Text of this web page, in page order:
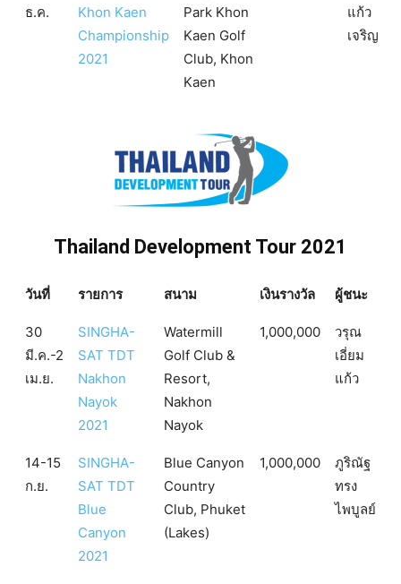
ธ.ค.
Khon Kaen
Championship
2021
Park Khon
Kaen Golf
Club, Khon
Kaen
แก้ว
เจริญ
Thailand Development Tour 2021
วันที่ รายการ สนาม เงินรางวัล ผู้ชนะ
30
มี.ค.-2
เม.ย.
SINGHA-
SAT TDT
Nakhon
Nayok
2021
Watermill
Golf Club &
Resort,
Nakhon
Nayok
1,000,000
วรุณ
เอี่ยม
แก้ว
14-15
ก.ย.
SINGHA-
SAT TDT
Blue
Canyon
2021
Blue Canyon
Country
Club, Phuket
(Lakes)
1,000,000
ภูริณัฐ
ทรง
ไพบูลย์